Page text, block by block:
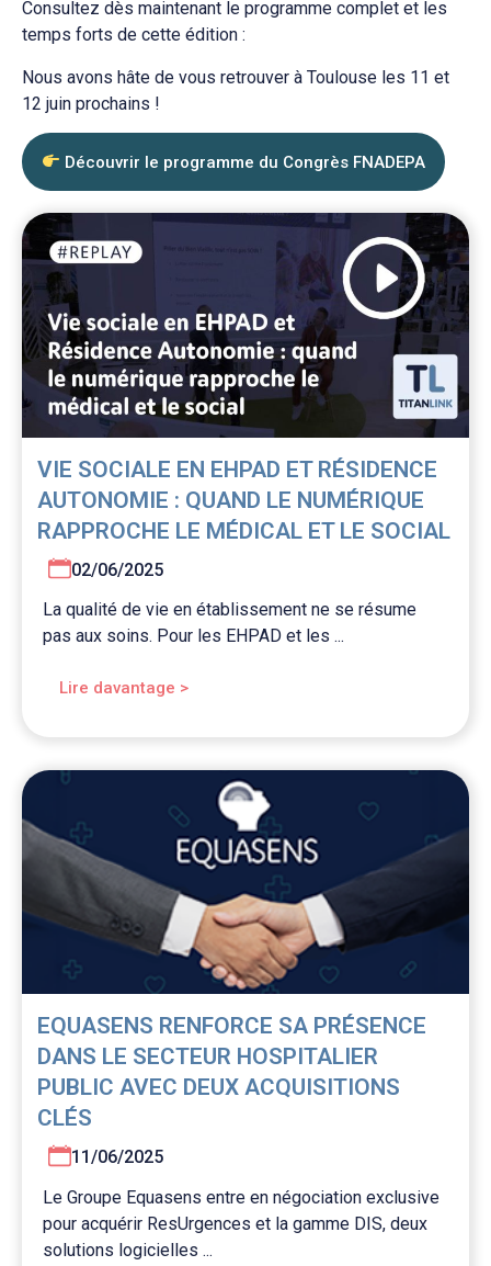
Consultez dès maintenant le programme complet et les
temps forts de cette édition :
Nous avons hâte de vous retrouver à Toulouse les 11 et
12 juin prochains !
Découvrir le programme du Congrès FNADEPA
VIE SOCIALE EN EHPAD ET RÉSIDENCE
AUTONOMIE : QUAND LE NUMÉRIQUE
RAPPROCHE LE MÉDICAL ET LE SOCIAL
02/06/2025
La qualité de vie en établissement ne se résume
pas aux soins. Pour les EHPAD et les ...
Lire davantage >
EQUASENS RENFORCE SA PRÉSENCE
DANS LE SECTEUR HOSPITALIER
PUBLIC AVEC DEUX ACQUISITIONS
CLÉS
11/06/2025
Le Groupe Equasens entre en négociation exclusive
pour acquérir ResUrgences et la gamme DIS, deux
solutions logicielles ...